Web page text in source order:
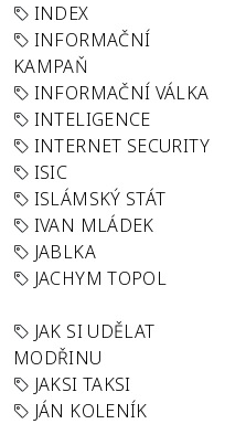
INDEX
INFORMAČNÍ
KAMPAŇ
INFORMAČNÍ VÁLKA
INTELIGENCE
INTERNET SECURITY
ISIC
ISLÁMSKÝ STÁT
IVAN MLÁDEK
JABLKA
JACHYM TOPOL
JAK SI UDĚLAT
MODŘINU
JAKSI TAKSI
JÁN KOLENÍK